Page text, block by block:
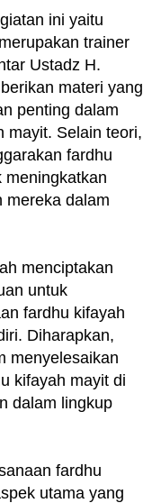
ini yaitu
trainer
Ustadz H.
materi yang
penting dalam
mayit. Selain teori,
fardhu
meningkatkan
mereka dalam
menciptakan
untuk
fardhu kifayah
Diharapkan,
menyelesaikan
kifayah mayit di
dalam lingkup
fardhu
utama yang